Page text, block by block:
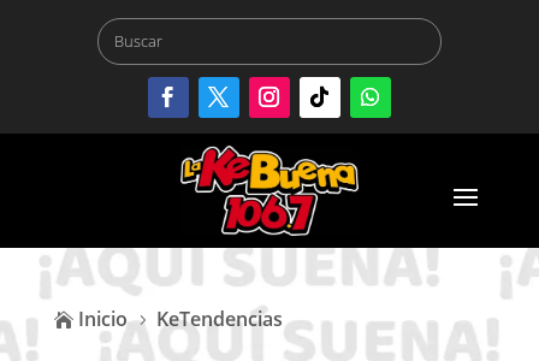
 Inicio 5 KeTendencias